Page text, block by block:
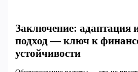
Заключение: адаптация
подход — ключ к
устойчивости